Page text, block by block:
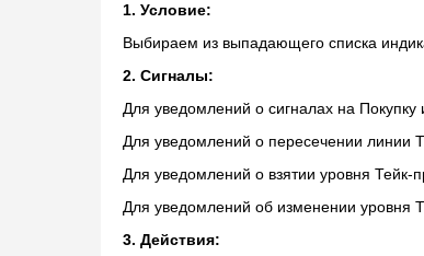
1. Условие:
Выбираем из выпадающего списка
2. Сигналы:
Для уведомлений о сигналах на
Для уведомлений о пересечении линии
Для уведомлений о взятии уровня Тейк-
Для уведомлений об изменении уровня
3. Действия: